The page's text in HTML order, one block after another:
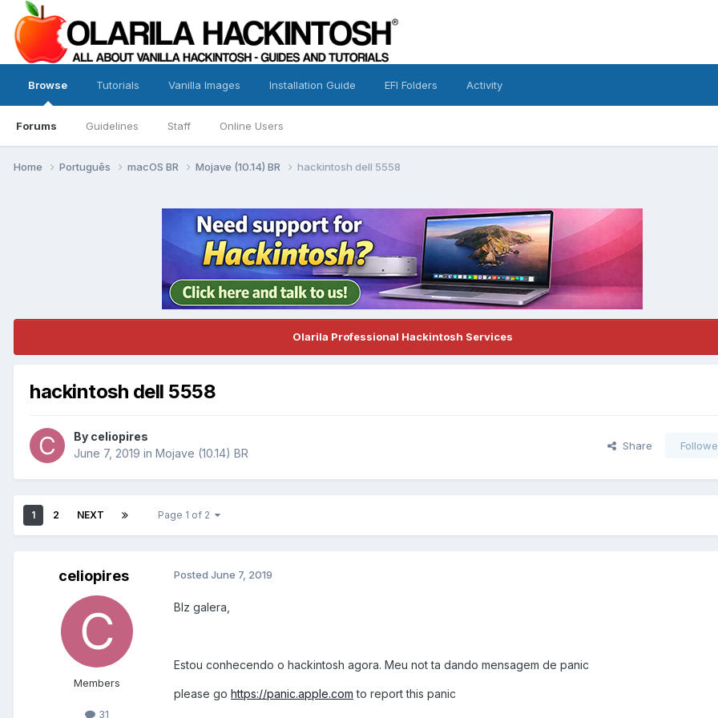
Browse
Forums Guidelines Staff Online Users
Tutorials Vanilla Images Installation Guide EFI Folders Activity
Home Português macOS BR Mojave (10.14) BR hackintosh dell 5558
Olarila Professional Hackintosh Services
hackintosh dell 5558
By celiopires
June 7, 2019 in Mojave (10.14) BR
Share
1 2 NEXT Page 1 of 2
celiopires
Members
31
Posted June 7, 2019
Blz galera,
Estou conhecendo o hackintosh agora. Meu not ta dando mensagem de panic
please go https://panic.apple.com to report this panic